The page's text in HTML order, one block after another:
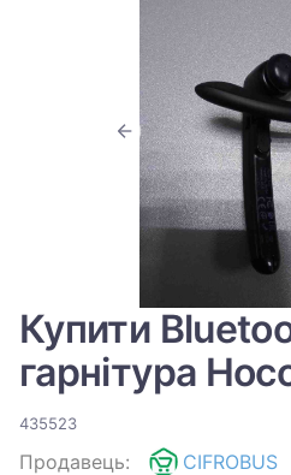
Купити
гарнітура
435523
Продавець:
CIFROBUS